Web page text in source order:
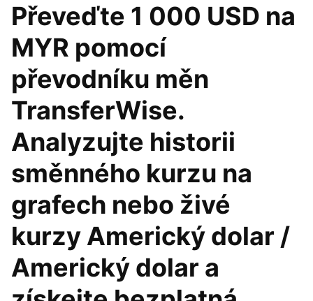
Převeďte 1 000 USD na
MYR pomocí
převodníku měn
TransferWise.
Analyzujte historii
směnného kurzu na
grafech nebo živé
kurzy Americký dolar /
Americký dolar a